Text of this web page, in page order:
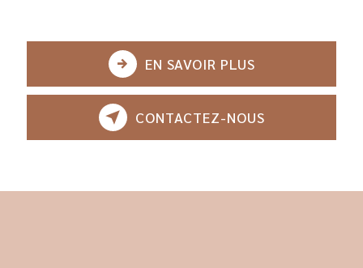
EN SAVOIR PLUS
CONTACTEZ-NOUS